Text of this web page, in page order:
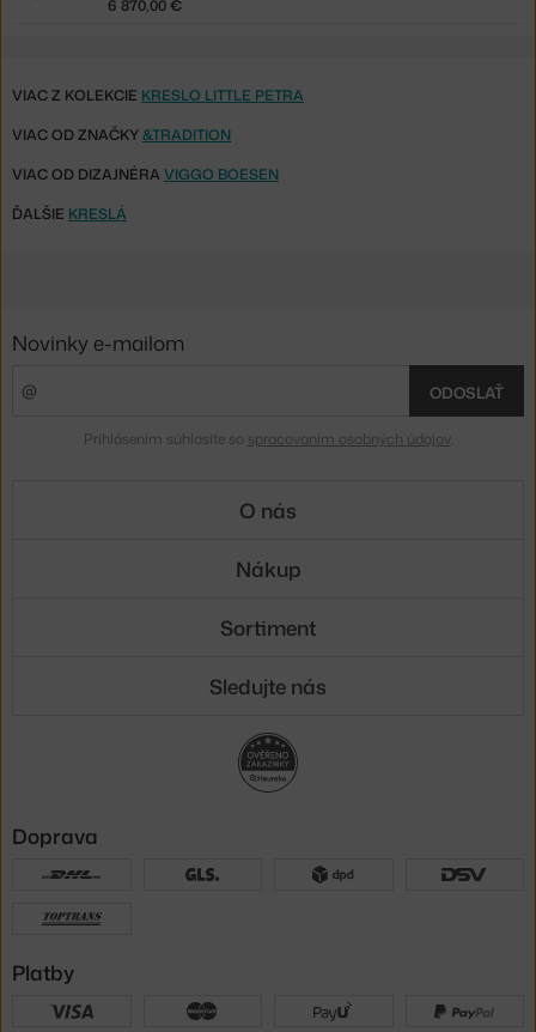
6 870,00 €
VIAC Z KOLEKCIE KRESLO LITTLE PETRA
VIAC OD ZNAČKY&TRADITION
VIAC OD DIZAJNÉRA VIGGO BOESEN
ĎALŠIE KRESLÁ
Novinky e-mailom
ODOSLAŤ
Prihlásením súhlasíte so spracovaním osobných údajov.
O nás
Nákup
Sortiment
Sledujte nás
Doprava
Platby